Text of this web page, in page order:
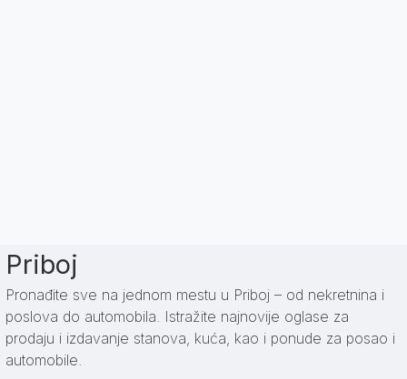
Priboj
Pronađite sve na jednom mestu u Priboj – od nekretnina i
poslova do automobila. Istražite najnovije oglase za
prodaju i izdavanje stanova, kuća, kao i ponude za posao i
automobile.